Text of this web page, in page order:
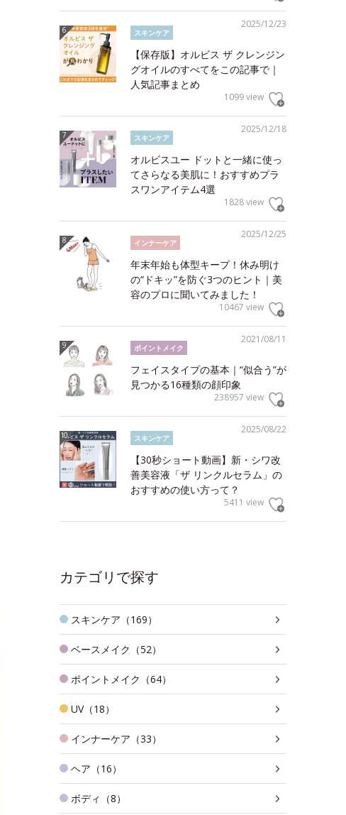
2025/12/23
スキンケア
【保存版】オルビス ザ クレンジン
グオイルのすべてをこの記事で｜
人気記事まとめ
1099 view
2025/12/18
スキンケア
オルビスユー ドットと一緒に使っ
てさらなる美肌に！おすすめプラ
スワンアイテム4選
1828 view
2025/12/25
インナーケア
年末年始も体型キープ！休み明け
の“ドキッ”を防ぐ3つのヒント｜美
容のプロに聞いてみました！
10467 view
2021/08/11
ポイントメイク
フェイスタイプの基本｜“似合う”が
見つかる16種類の顔印象
238957 view
2025/08/22
スキンケア
【30秒ショート動画】新・シワ改
善美容液「ザ リンクルセラム」の
おすすめの使い方って？
5411 view
カテゴリで探す
スキンケア（169）
ベースメイク（52）
ポイントメイク（64）
UV（18）
インナーケア（33）
ヘア（16）
ボディ（8）